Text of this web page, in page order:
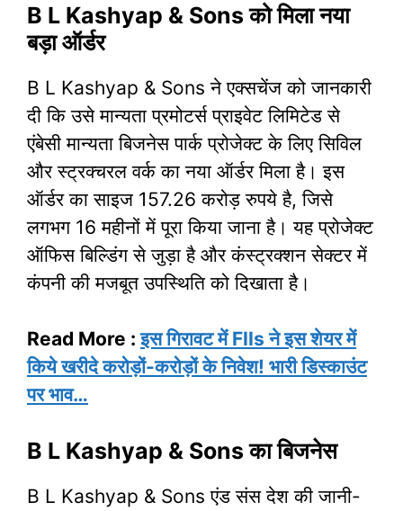
B L Kashyap & Sons को मिला नया
बड़ा ऑर्डर
B L Kashyap & Sons ने एक्सचेंज को जानकारी
दी कि उसे मान्यता प्रमोटर्स प्राइवेट लिमिटेड से
एंबेसी मान्यता बिजनेस पार्क प्रोजेक्ट के लिए सिविल
और स्ट्रक्चरल वर्क का नया ऑर्डर मिला है। इस
ऑर्डर का साइज 157.26 करोड़ रुपये है, जिसे
लगभग 16 महीनों में पूरा किया जाना है। यह प्रोजेक्ट
ऑफिस बिल्डिंग से जुड़ा है और कंस्ट्रक्शन सेक्टर में
कंपनी की मजबूत उपस्थिति को दिखाता है।
Read More :इस गिरावट में FIIs ने इस शेयर में
किये खरीदे करोड़ों-करोड़ों के निवेश! भारी डिस्काउंट
पर भाव…
B L Kashyap & Sons का बिजनेस
B L Kashyap & Sons एंड संस देश की जानी-